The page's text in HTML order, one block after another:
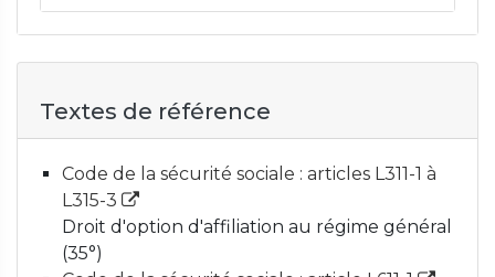
Textes de référence
Code de la sécurité sociale : articles L311-1 à
L315-3
Droit d'option d'affiliation au régime général
(35°)